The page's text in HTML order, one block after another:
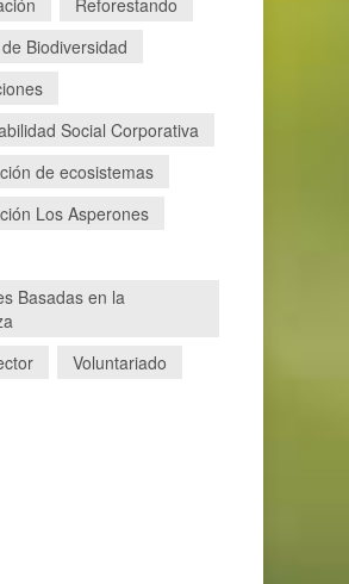
Biodiversidad
Social Corporativa
de ecosistemas
Los Asperones
Basadas en la
Voluntariado